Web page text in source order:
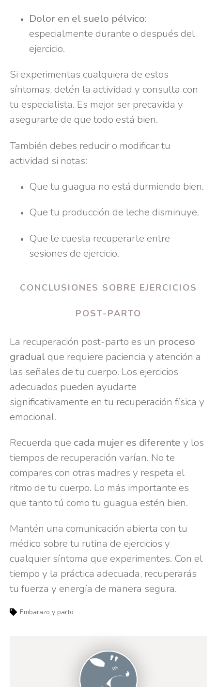
Dolor en el suelo pélvico:
especialmente durante o después del
ejercicio.
Si experimentas cualquiera de estos
síntomas, detén la actividad y consulta con
tu especialista. Es mejor ser precavida y
asegurarte de que todo está bien.
También debes reducir o modificar tu
actividad si notas:
Que tu guagua no está durmiendo bien.
Que tu producción de leche disminuye.
Que te cuesta recuperarte entre
sesiones de ejercicio.
CONCLUSIONES SOBRE EJERCICIOS
POST-PARTO
La recuperación post-parto es un proceso
gradualque requiere paciencia y atención a
las señales de tu cuerpo. Los ejercicios
adecuados pueden ayudarte
significativamente en tu recuperación física y
emocional.
Recuerda que cada mujer es diferente y los
tiempos de recuperación varían. No te
compares con otras madres y respeta el
ritmo de tu cuerpo. Lo más importante es
que tanto tú como tu guagua estén bien.
Mantén una comunicación abierta con tu
médico sobre tu rutina de ejercicios y
cualquier síntoma que experimentes. Con el
tiempo y la práctica adecuada, recuperarás
tu fuerza y energía de manera segura.
Embarazo y parto